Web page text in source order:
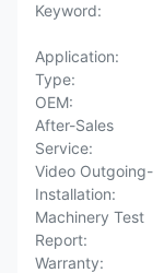
Keyword:
Application:
Type:
OEM:
After-Sales
Service:
Video Outgoing-
Installation:
Machinery Test
Report:
Warranty: